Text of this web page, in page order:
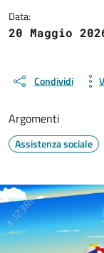
Data:
20 Maggio
Condividi
Argomenti
Assistenza sociale